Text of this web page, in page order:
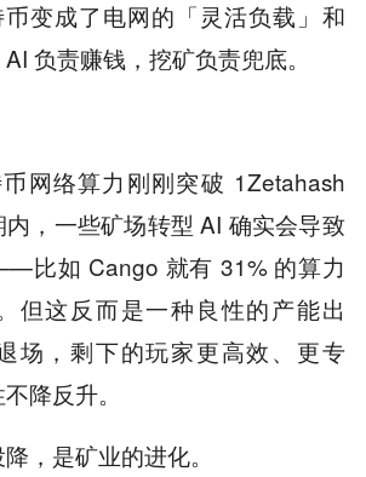
变成了电网的「灵活负载」和
AI 负责赚钱，挖矿负责兜底。
网络算力刚刚突破 1Zetahash
，一些矿场转型 AI 确实会导致
比如 Cango 就有 31% 的算力
但这反而是一种良性的产能出
场，剩下的玩家更高效、更专
降反升。
，是矿业的进化。